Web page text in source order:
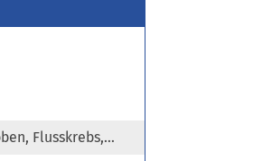
Flusskrebs,…